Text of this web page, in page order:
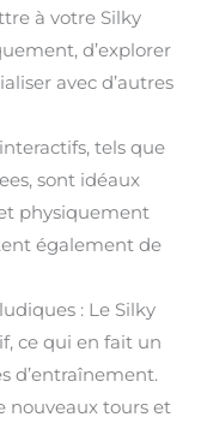
à votre Silky
d’explorer
avec d’autres
tels que
sont idéaux
physiquement
également de
: Le Silky
ce qui en fait un
d’entraînement.
nouveaux tours et